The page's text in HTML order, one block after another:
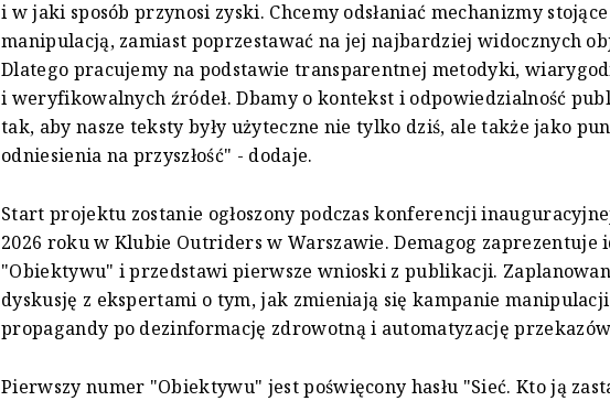
i w jaki sposób przynosi zyski. Chcemy odsłaniać mechanizmy
manipulacją, zamiast poprzestawać na jej najbardziej widocznych
Dlatego pracujemy na podstawie transparentnej metodyki,
i weryfikowalnych źródeł. Dbamy o kontekst i odpowiedzialność
tak, aby nasze teksty były użyteczne nie tylko dziś, ale także jako
odniesienia na przyszłość" - dodaje.
Start projektu zostanie ogłoszony podczas konferencji
2026 roku w Klubie Outriders w Warszawie. Demagog zaprezentuje
"Obiektywu" i przedstawi pierwsze wnioski z publikacji.
dyskusję z ekspertami o tym, jak zmieniają się kampanie
propagandy po dezinformację zdrowotną i automatyzację
Pierwszy numer "Obiektywu" jest poświęcony hasłu "Sieć. Kto ją